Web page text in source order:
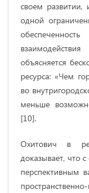
своем развитии,
одной
объясняется
ресурса: «Чем
во
меньше
[10].
Охитович в
доказывает, что
перспективным